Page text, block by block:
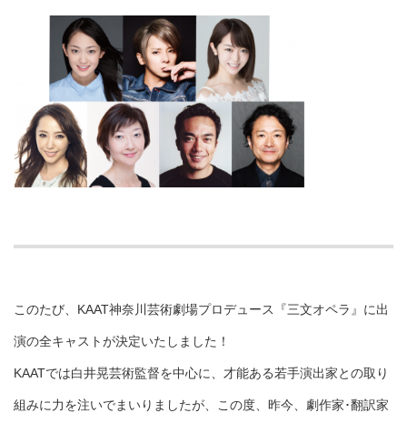
このたび、KAAT神奈川芸術劇場プロデュース『三文オペラ』に出
演の全キャストが決定いたしました！
KAATでは白井晃芸術監督を中心に、才能ある若手演出家との取り
組みに力を注いでまいりましたが、この度、昨今、劇作家･翻訳家